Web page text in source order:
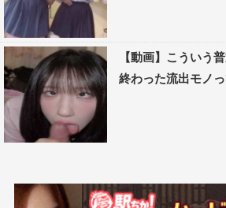
【動画】こういう
終わった流出モノ